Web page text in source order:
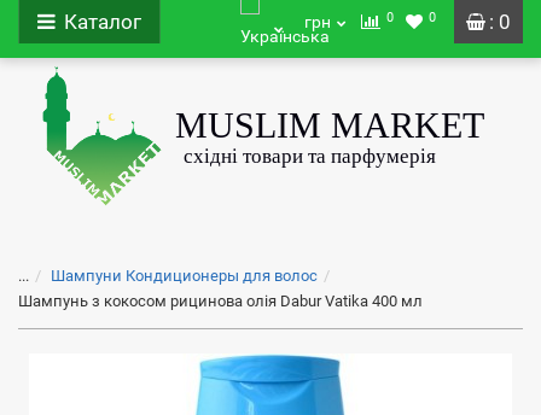
: 0
Каталог грн 0 0
...
Шампуни Кондиционеры для волос
Шампунь з кокосом рицинова олія Dabur Vatika 400 мл